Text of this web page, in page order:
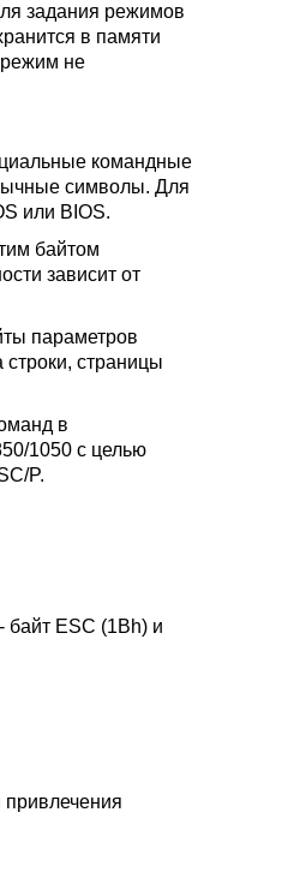
задания режимов
в памяти
режим не
командные
символы. Для
или BIOS.
байтом
зависит от
параметров
страницы
в
1050 с целью
P.
байт ESC (1Bh) и
привлечения